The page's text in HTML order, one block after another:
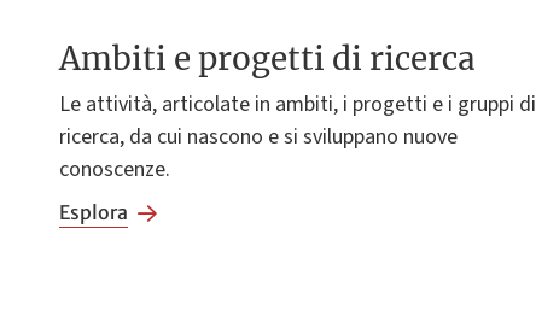
Ambiti e progetti di ricerca
Le attività, articolate in ambiti, i progetti e i gruppi di
ricerca, da cui nascono e si sviluppano nuove
conoscenze.
Esplora